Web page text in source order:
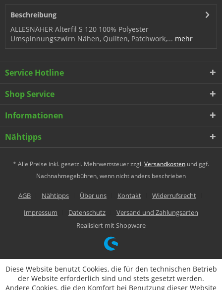
Beschreibung
ALLESNÄHER Alterfil S 120 100% Polyester
Umspinnungszwirn Nähen, Quilten, Patchwork,... mehr
Service Hotline
Shop Service
Informationen
Nähtipps
* Alle Preise inkl. gesetzl. Mehrwertsteuer zzgl. Versandkosten und ggf.
Nachnahmegebühren, wenn nicht anders beschrieben
AGB Nähtipps Über uns Kontakt
Widerrufsrecht
Impressum
Datenschutz
Versand und Zahlungsarten
Realisiert mit Shopware
Diese Website benutzt Cookies, die für den technischen Betrieb
der Website erforderlich sind und stets gesetzt werden.
Andere Cookies, die den Komfort bei Benutzung dieser Website